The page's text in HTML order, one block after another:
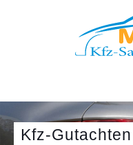
Kfz-Gutachten